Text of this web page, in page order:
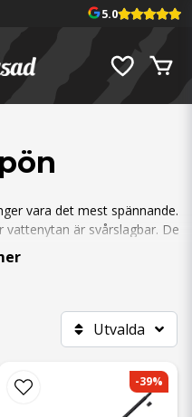
5.0
vara det mest spännande.
är svårslagbar. De
vilket innebär att man knyter
att längden på reven inte är
Utvalda
-39%